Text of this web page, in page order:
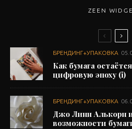
ZEEN
БРЕНДИНГ+УПАКОВКА
Как бумага
цифровую эпоху (i)
БРЕНДИНГ+УПАКОВКА
Джо Линн Алькорн
возможности